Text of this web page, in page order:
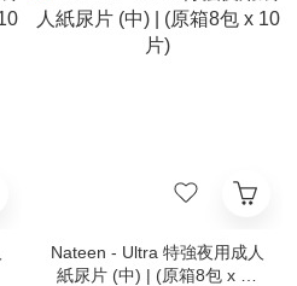
Nateen - Ultra 特強夜用成人
紙尿片 (中) | (原箱8包 x 10